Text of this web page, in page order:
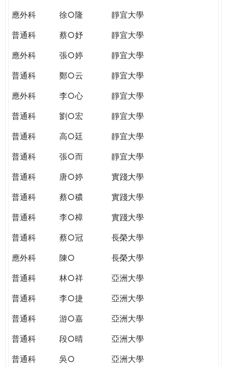
應外科
徐○隆
靜宜大學
普通科
蔡○妤
靜宜大學
應外科
張○婷
靜宜大學
普通科
鄭○云
靜宜大學
應外科
李○心
靜宜大學
普通科
劉○宏
靜宜大學
普通科
高○廷
靜宜大學
普通科
張○而
靜宜大學
普通科
唐○婷
實踐大學
普通科
蔡○穠
實踐大學
普通科
李○樟
實踐大學
普通科
蔡○冠
長榮大學
應外科
陳○
長榮大學
普通科
林○祥
亞洲大學
普通科
李○捷
亞洲大學
普通科
游○嘉
亞洲大學
普通科
段○晴
亞洲大學
普通科
吳○ 亞洲大學